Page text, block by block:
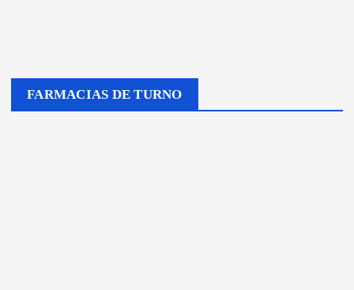
FARMACIAS DE TURNO